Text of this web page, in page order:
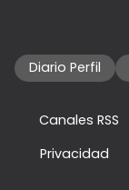
Diario Perfil
Canales RSS
Privacidad